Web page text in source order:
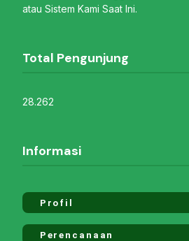
atau Sistem Kami Saat Ini.
Total Pengunjung
28.262
Informasi
Profil
Perencanaan